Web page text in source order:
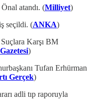
atandı. (Milliyet)
seçildi. (ANKA)
Karşı BM
)
Tufan Erhürman
Gerçek)
adli tıp raporuyla